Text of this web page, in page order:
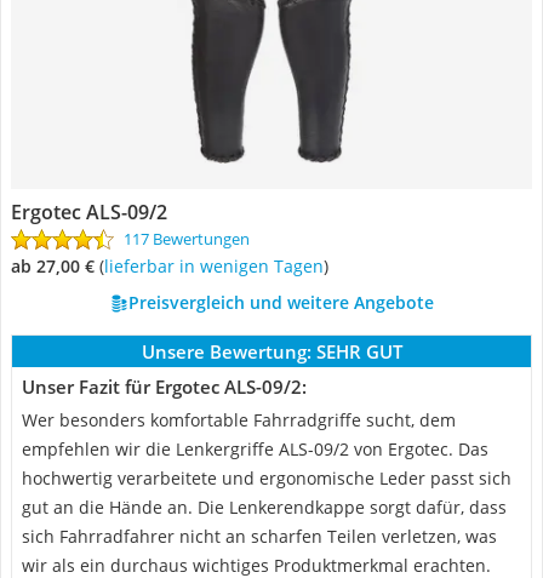
Ergotec ALS-09/2
117 Bewertungen
ab 27,00 € ( Lieferbar in wenigen Tagen)
Preisvergleich und weitere Angebote
Unsere Bewertung: SEHR GUT
Unser Fazit für Ergotec ALS-09/2:
Wer besonders komfortable Fahrradgriffe sucht, dem
empfehlen wir die Lenkergriffe ALS-09/2 von Ergotec. Das
hochwertig verarbeitete und ergonomische Leder passt sich
gut an die Hände an. Die Lenkerendkappe sorgt dafür, dass
sich Fahrradfahrer nicht an scharfen Teilen verletzen, was
wir als ein durchaus wichtiges Produktmerkmal erachten.